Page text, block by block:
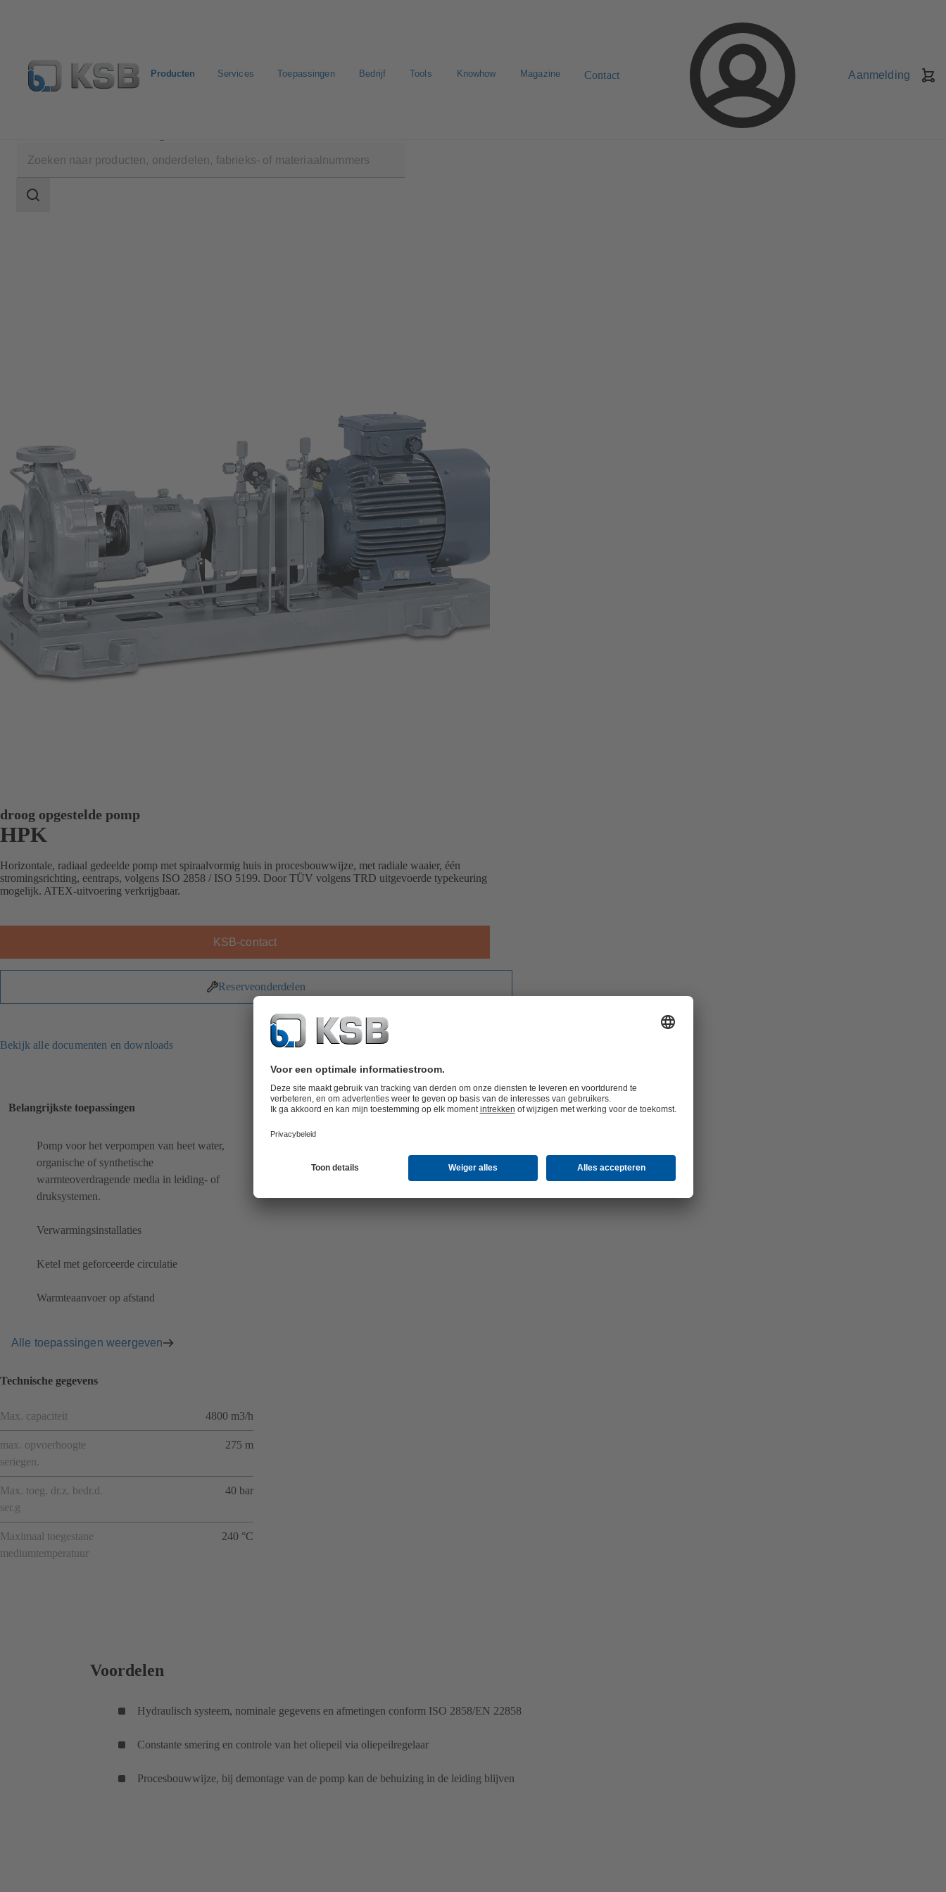
Producten Services Toepassingen Bedrijf Tools Knowhow Magazine Contact Aanmelding
Zoekgebied
droog opgestelde pomp
HPK
Horizontale, radiaal gedeelde pomp met spiraalvormig huis in procesbouwwijze, met radiale waaier, één
stromingsrichting, eentraps, volgens ISO 2858 / ISO 5199. Door TÜV volgens TRD uitgevoerde typekeuring
mogelijk. ATEX-uitvoering verkrijgbaar.
KSB-contact
Reserveonderdelen
Bekijk alle documenten en downloads
Belangrijkste toepassingen
Pomp voor het verpompen van heet water,
organische of synthetische
warmteoverdragende media in leiding- of
druksystemen.
Verwarmingsinstallaties
Ketel met geforceerde circulatie
Warmteaanvoer op afstand
Alle toepassingen weergeven
Technische gegevens
Max. capaciteit 4800 m3/h
max. opvoerhoogte
seriegen.
275 m
Max. toeg. dr.z. bedr.d.
ser.g
40 bar
Maximaal toegestane
mediumtemperatuur
240 °C
Voordelen
Hydraulisch systeem, nominale gegevens en afmetingen conform ISO 2858/EN 22858
Constante smering en controle van het oliepeil via oliepeilregelaar
Procesbouwwijze, bij demontage van de pomp kan de behuizing in de leiding blijven